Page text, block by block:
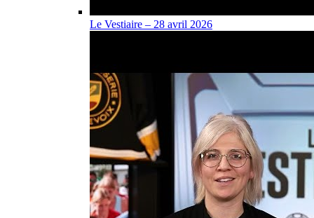
Le Vestiaire – 28 avril 2026